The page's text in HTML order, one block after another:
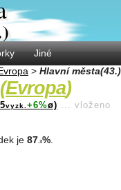
Jiné
> Hlavní města(43.)
(Evropa)
vyzk. +6%ø) ... vloženo
je 87 .3%